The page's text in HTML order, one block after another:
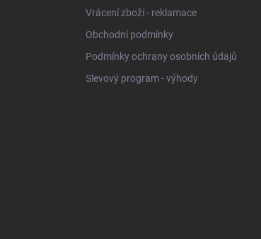
Vrácení zboží - reklamace
Obchodní podmínky
Podmínky ochrany osobních údajů
Slevový program - výhody